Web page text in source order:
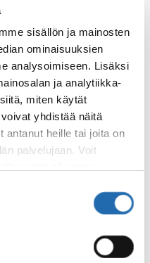
sisällön ja mainosten
ominaisuuksien
analysoimiseen. Lisäksi
ja analytiikka-
miten käytät
yhdistää näitä
antanut heille tai joita on
palvelujaan. Voit
Ørnesin
Norjan toiseksi
jonne Hurtigruten
Lofooteille,
Tutustu
itsenäisesti
Aluksen
suulla, missä